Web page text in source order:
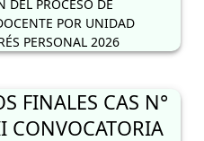
DEL PROCESO DE
POR UNIDAD
PERSONAL 2026
FINALES CAS N°
CONVOCATORIA